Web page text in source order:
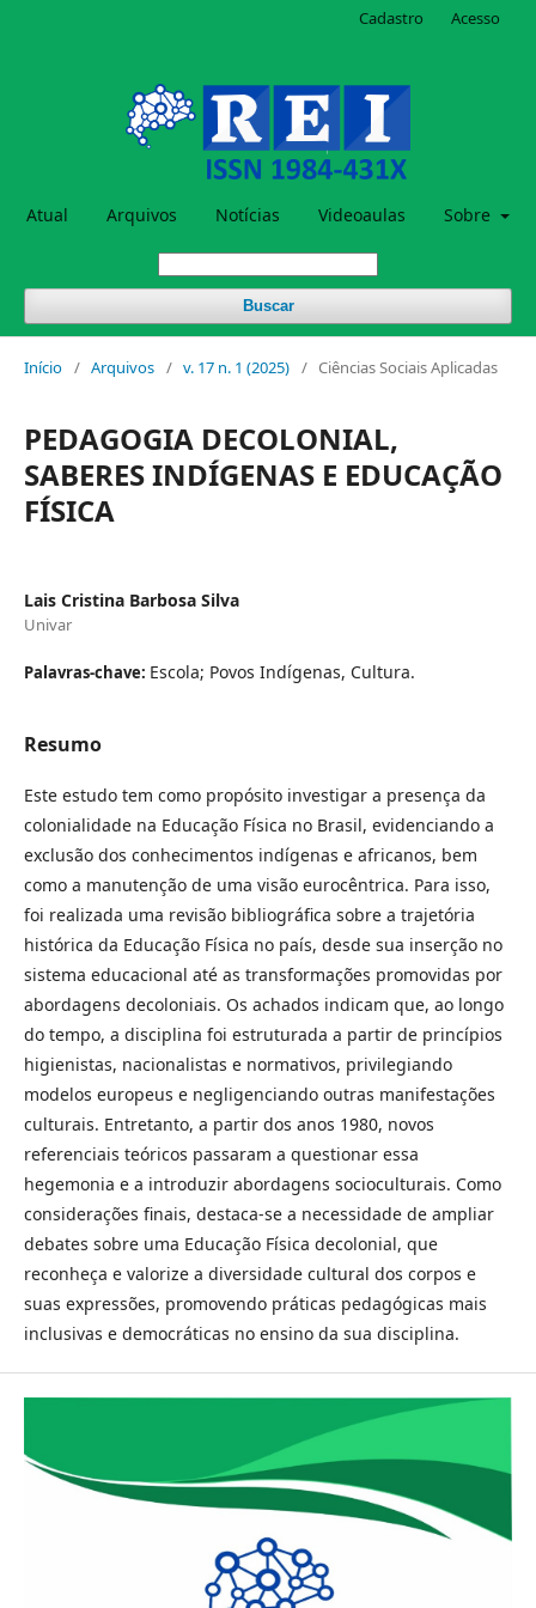
Atual Arquivos Notícias Videoaulas Sobre
Buscar
Cadastro Acesso
Início / Arquivos / v. 17 n. 1 (2025) / Ciências Sociais Aplicadas
PEDAGOGIA DECOLONIAL,
SABERES INDÍGENAS E EDUCAÇÃO
FÍSICA
Lais Cristina Barbosa Silva
Univar
Palavras-chave: Escola; Povos Indígenas, Cultura.
Resumo
Este estudo tem como propósito investigar a presença da
colonialidade na Educação Física no Brasil, evidenciando a
exclusão dos conhecimentos indígenas e africanos, bem
como a manutenção de uma visão eurocêntrica. Para isso,
foi realizada uma revisão bibliográfica sobre a trajetória
histórica da Educação Física no país, desde sua inserção no
sistema educacional até as transformações promovidas por
abordagens decoloniais. Os achados indicam que, ao longo
do tempo, a disciplina foi estruturada a partir de princípios
higienistas, nacionalistas e normativos, privilegiando
modelos europeus e negligenciando outras manifestações
culturais. Entretanto, a partir dos anos 1980, novos
referenciais teóricos passaram a questionar essa
hegemonia e a introduzir abordagens socioculturais. Como
considerações finais, destaca-se a necessidade de ampliar
debates sobre uma Educação Física decolonial, que
reconheça e valorize a diversidade cultural dos corpos e
suas expressões, promovendo práticas pedagógicas mais
inclusivas e democráticas no ensino da sua disciplina.